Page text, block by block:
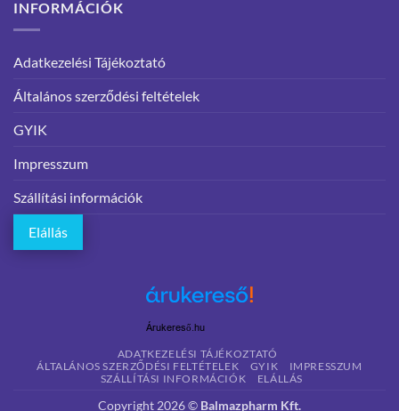
INFORMÁCIÓK
Adatkezelési Tájékoztató
Általános szerződési feltételek
GYIK
Impresszum
Szállítási információk
Elállás
Árukereső.hu
ADATKEZELÉSI TÁJÉKOZTATÓ
ÁLTALÁNOS SZERZŐDÉSI FELTÉTELEK
GYIK
IMPRESSZUM
SZÁLLÍTÁSI INFORMÁCIÓK
ELÁLLÁS
Copyright 2026 © Balmazpharm Kft.